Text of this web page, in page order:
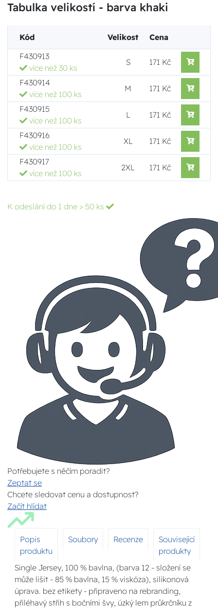
Tabulka velikostí - barva khaki
Kód Velikost
Cena
F430913
více než 30 ks
S 171 Kč
F430914
více než 100 ks
M 171 Kč
F430915
více než 100 ks
L 171 Kč
F430916
více než 100 ks
XL 171 Kč
F430917
více než 100 ks
2XL 171 Kč
K odeslání do 1 dne > 50 ks
Potřebujete s něčím poradit?
Zeptat se
Chcete sledovat cenu a dostupnost?
Začít hlídat
Popis
produktu
Soubory Recenze
Související
produkty
Single Jersey, 100 % bavlna, (barva 12 - složení se
může lišit - 85 % bavlna, 15 % viskóza), silikonová
úprava. bez etikety - připraveno na rebranding,
přiléhavý střih s bočními švy, úzký lem průkrčníku z